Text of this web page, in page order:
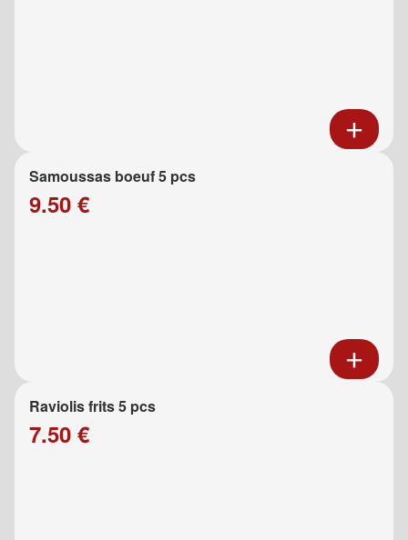
Samoussas boeuf 5 pcs
9.50 €
Raviolis frits 5 pcs
7.50 €